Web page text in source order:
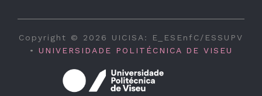
Copyright © 2026 UICISA: E_ESEnfC/ESSUPV
• UNIVERSIDADE POLITÉCNICA DE VISEU